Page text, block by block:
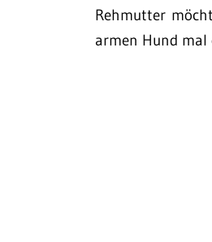
Rehmutter
armen Hund